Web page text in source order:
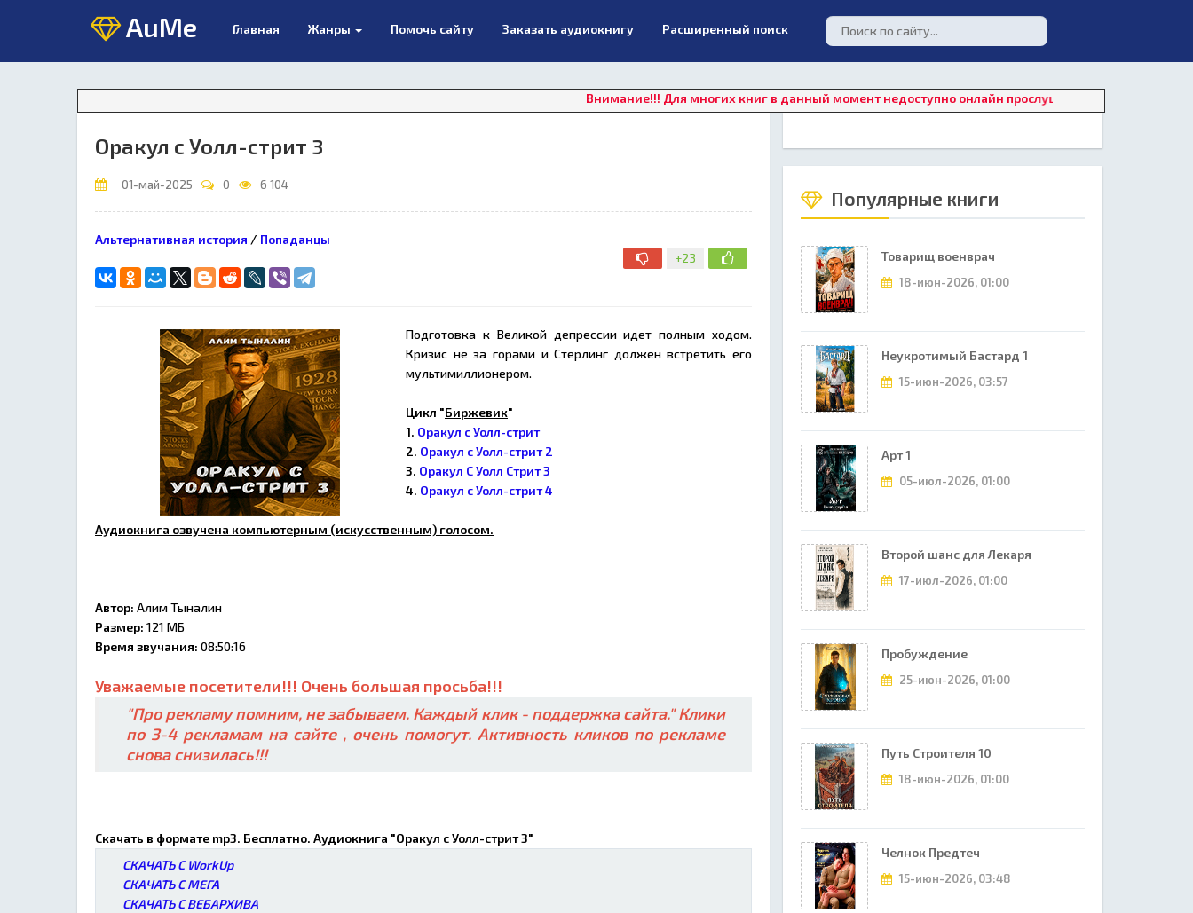
AuMe Главная Жанры Помочь сайту Заказать аудиокнигу Расширенный поиск
Внимание!!! Для многих книг в данный момент недоступно онлайн прослушивание. Для
Оракул с Уолл-стрит 3
01-май-2025 0 6 104
+23
Альтернативная история / Попаданцы
Подготовка к Великой депрессии идет полным ходом.
Кризис не за горами и Стерлинг должен встретить его
мультимиллионером.
Цикл "Биржевик"
1. Оракул с Уолл-стрит
2. Оракул с Уолл-стрит 2
3. Оракул С Уолл Стрит 3
4. Оракул с Уолл-стрит 4
Аудиокнига озвучена компьютерным (искусственным) голосом.
Автор: Алим Тыналин
Размер: 121 МБ
Время звучания: 08:50:16
Уважаемые посетители!!! Очень большая просьба!!!
"Про рекламу помним, не забываем. Каждый клик - поддержка сайта." Клики
по 3-4 рекламам на сайте , очень помогут. Активность кликов по рекламе
снова снизилась!!!
Скачать в формате mp3. Бесплатно. Аудиокнига "Оракул с Уолл-стрит 3"
СКАЧАТЬ С WorkUp
СКАЧАТЬ С МЕГА
СКАЧАТЬ С ВЕБАРХИВА
Популярные книги
Товарищ военврач
18-июн-2026, 01:00
Неукротимый Бастард 1
15-июн-2026, 03:57
Арт 1
05-июл-2026, 01:00
Второй шанс для Лекаря
17-июл-2026, 01:00
Пробуждение
25-июн-2026, 01:00
Путь Строителя 10
18-июн-2026, 01:00
Челнок Предтеч
15-июн-2026, 03:48